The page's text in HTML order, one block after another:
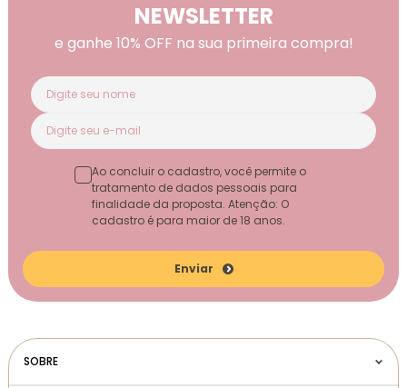
NEWSLETTER
e ganhe 10% OFF na sua primeira compra!
Enviar
Ao concluir o cadastro, você permite o
tratamento de dados pessoais para
finalidade da proposta. Atenção: O
cadastro é para maior de 18 anos.
SOBRE